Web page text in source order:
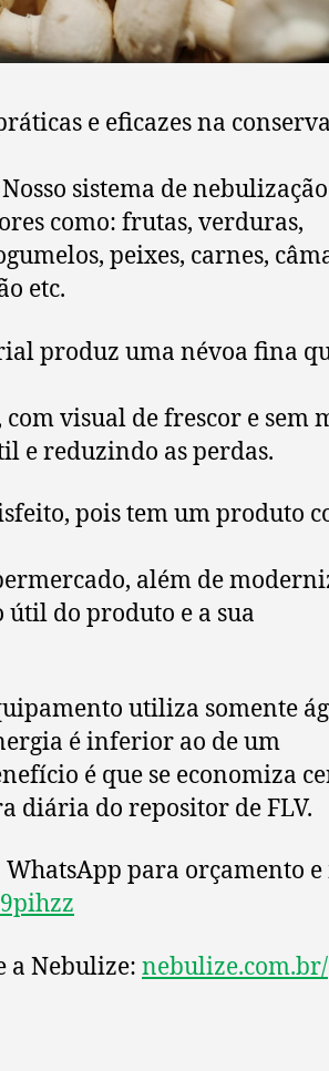
e eficazes na
sistema de
como: frutas, verduras,
peixes, carnes,
etc.
produz uma névoa fina
visual de frescor e sem
e reduzindo as perdas.
pois tem um produto
além de
do produto e a sua
utiliza somente
é inferior ao de um
é que se economiza
diária do repositor de FLV.
para orçamento e
a Nebulize: nebulize.com.br/